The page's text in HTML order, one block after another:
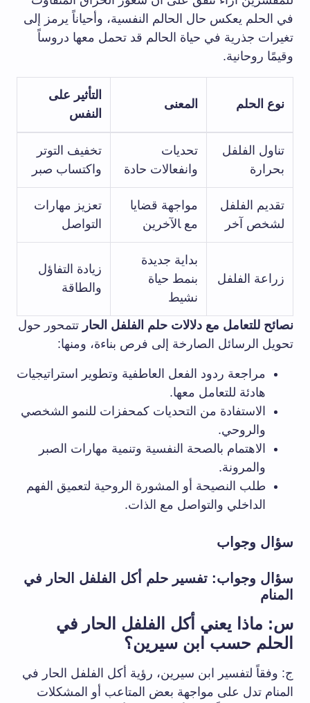
في الحلم⁢ يعكس حال الحالم ⁤النفسية، وأحياناً يرمز إلى
تغيرات جذرية في حياة الحالم قد تحمل معها⁢ دروساً
وقيمًا روحانية.
نوع الحلم المعنى
التأثير على
النفس
تناول الفلفل
بحرارة
تحديات ​
وانفعالات حادة
تخفيف التوتر
واكتساب⁣ صبر
تقديم الفلفل
لشخص آخر
مواجهة قضايا
مع ‍الآخرين
تعزيز مهارات
التواصل
زراعة الفلفل
بداية جديدة
بنمط حياة
نشيط
زيادة التفاؤل
والطاقة
نصائح للتعامل مع دلالات حلم الفلفل ⁤الحار تتمحور حول
تحويل الرسائل الصارخة ⁤إلى فرص بناءة، ومنها:
مراجعة​ ردود الفعل العاطفية وتطوير استراتيجيات
هادئة للتعامل معها.
الاستفادة من التحديات كمحفزات للنمو الشخصي
والروحي.
الاهتمام بالصحة النفسية وتنمية مهارات الصبر
والمرونة.
طلب النصيحة أو المشورة الروحية ⁣لتعميق الفهم
الداخلي⁣ والتواصل مع الذات.
سؤال وجواب
سؤال وجواب: تفسير حلم أكل الفلفل الحار في
المنام
س: ⁤ماذا يعني أكل الفلفل الحار في
الحلم حسب ابن سيرين؟
ج: وفقاً لتفسير ابن سيرين، رؤية أكل الفلفل الحار في
المنام تدل على مواجهة بعض المتاعب أو المشكلات